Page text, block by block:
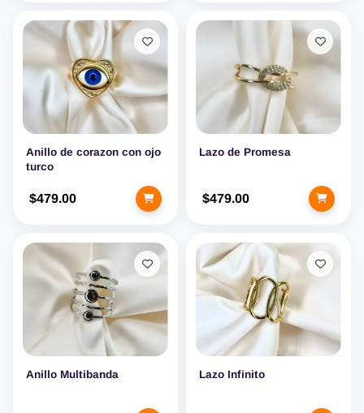
Anillo de corazon con ojo
turco
$479.00
Lazo de Promesa
$479.00
Anillo Multibanda Lazo Infinito